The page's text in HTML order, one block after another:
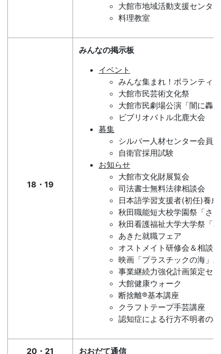
大館市地域活動支援センタ
料理教室
18・19
みんなの掲示板
イベント
みんな集まれ！ボランティ
大館市民芸術文化祭
大館市民劇場公演「闇に轟
ビブリオバトル北鹿大会
募集
シルバー人材センター会員
自衛官採用試験
お知らせ
大館市文化財展覧会
司法書士無料法律相談会
日本語学習支援者(初任)養成
秋田職能短大校学園祭「さ
秋田看護福祉大学大学祭「
あきた就職フェア
オストメイト研修会＆相談
映画「プラスチックの海」
事業継続力強化計画策定セ
大館健康ウォーク
断捨離®基本講座
クラフトテープ手芸講座
認知症による行方不明者の
20・21
おおだて通信